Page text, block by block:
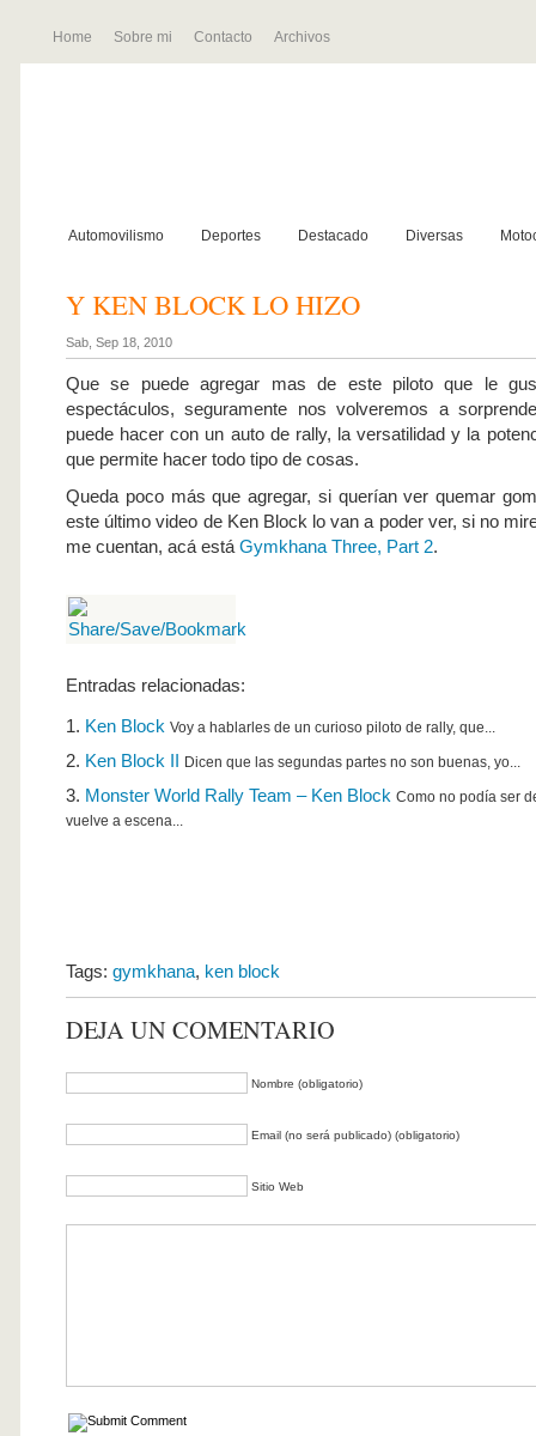
Home Sobre mi Contacto Archivos
Automovilismo Deportes Destacado Diversas
Y KEN BLOCK LO HIZO
Sab, Sep 18, 2010
Que se puede agregar mas de este piloto que le
espectáculos, seguramente nos volveremos a
puede hacer con un auto de rally, la versatilidad y la
que permite hacer todo tipo de cosas.
Queda poco más que agregar, si querían ver quemar
este último video de Ken Block lo van a poder ver, si no
me cuentan, acá está Gymkhana Three, Part 2.
Entradas relacionadas:
Ken Block Voy a hablarles de un curioso piloto de rally, que...
Ken Block II Dicen que las segundas partes no son buenas, yo...
Monster World Rally Team – Ken Block Como no podía ser
vuelve a escena...
Tags: gymkhana, ken block
DEJA UN COMENTARIO
Nombre (obligatorio)
Email (no será publicado) (obligatorio)
Sitio Web